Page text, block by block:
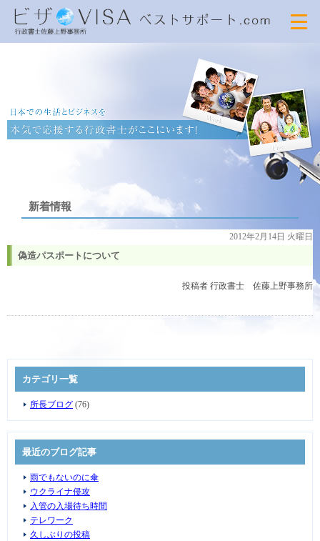
新着情報
2012年2月14日 火曜日
偽造パスポートについて
投稿者 行政書士 佐藤上野事務所
カテゴリ一覧
所長ブログ (76)
最近のブログ記事
雨でもないのに傘
ウクライナ侵攻
入管の入場待ち時間
テレワーク
久しぶりの投稿